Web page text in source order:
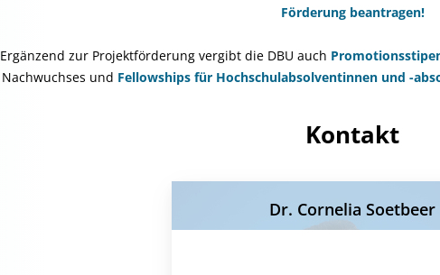
Förderung beantragen!
Ergänzend zur Projektförderung vergibt die DBU auch
Nachwuchses und Fellowships für Hochschulabsolventinnen und -
Kontakt
Dr. Cornelia Soetbeer